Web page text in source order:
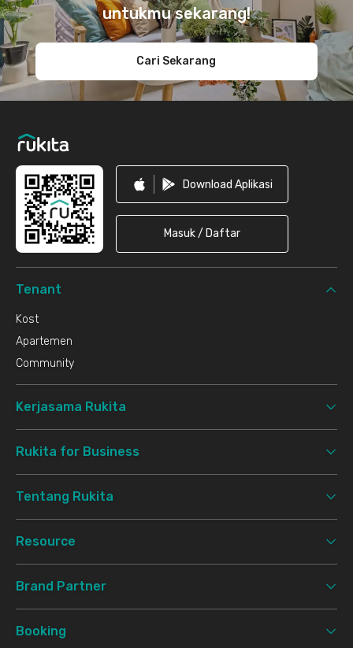
untukmu sekarang!
Cari Sekarang
Download Aplikasi
Masuk / Daftar
Tenant
Kost
Apartemen
Community
Kerjasama Rukita
Rukita for Business
Tentang Rukita
Resource
Brand Partner
Booking